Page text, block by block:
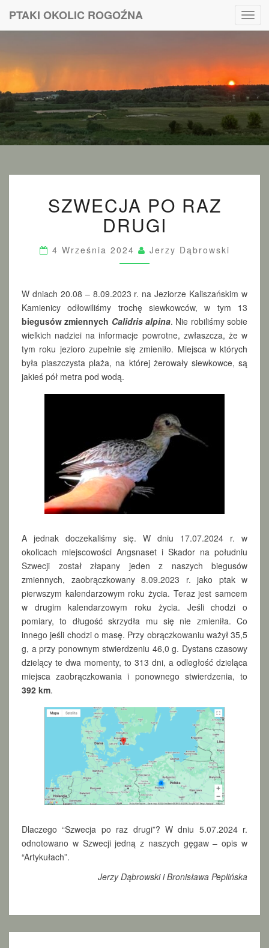
PTAKI OKOLIC ROGOŹNA
PTAKI
OKOLIC
ROGOŹNA
Z
W
E
J
A
R
A
Z
D
R
U
G
SZWECJA PO RAZ
DRUGI
4 Września 2024 Jerzy Dąbrowski
W dniach 20.08 – 8.09.2023 r. na Jeziorze Kaliszańskim w
Kamienicy odłowiliśmy trochę siewkowców, w tym 13
biegusów zmiennych Calidris alpina. Nie robiliśmy sobie
wielkich nadziei na informacje powrotne, zwłaszcza, że w
tym roku jezioro zupełnie się zmieniło. Miejsca w których
była piaszczysta plaża, na której żerowały siewkowce, są
jakieś pół metra pod wodą.
A jednak doczekaliśmy się. W dniu 17.07.2024 r. w
okolicach miejscowości Angsnaset i Skador na południu
Szwecji został złapany jeden z naszych biegusów
zmiennych, zaobrączkowany 8.09.2023 r. jako ptak w
pierwszym kalendarzowym roku życia. Teraz jest samcem
w drugim kalendarzowym roku życia. Jeśli chodzi o
pomiary, to długość skrzydła mu się nie zmieniła. Co
innego jeśli chodzi o masę. Przy obrączkowaniu ważył 35,5
g, a przy ponownym stwierdzeniu 46,0 g. Dystans czasowy
dzielący te dwa momenty, to 313 dni, a odległość dzieląca
miejsca zaobrączkowania i ponownego stwierdzenia, to
392 km.
Dlaczego “Szwecja po raz drugi”? W dniu 5.07.2024 r.
odnotowano w Szwecji jedną z naszych gęgaw – opis w
“Artykułach”.
Jerzy Dąbrowski i Bronisława Peplińska